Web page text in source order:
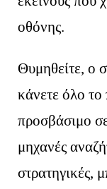
2107000917
οθόνης.
Θυμηθείτε, ο
κάνετε όλο
προσβάσιμο
μηχανές
στρατηγικές,